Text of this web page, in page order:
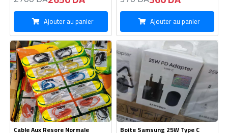
Cable Aux Resore Normale
50 DA45 DA
Ajouter au panier
Boite Samsung 25W Type C
800 DA380 DA
Ajouter au panier
Nouveau